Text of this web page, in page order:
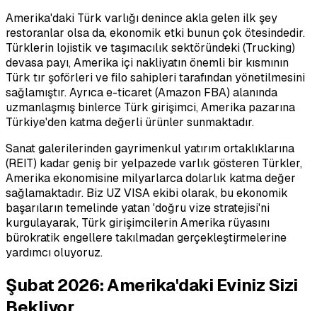
Amerika'daki Türk varlığı denince akla gelen ilk şey
restoranlar olsa da, ekonomik etki bunun çok ötesindedir.
Türklerin lojistik ve taşımacılık sektöründeki (Trucking)
devasa payı, Amerika içi nakliyatın önemli bir kısmının
Türk tır şoförleri ve filo sahipleri tarafından yönetilmesini
sağlamıştır. Ayrıca e-ticaret (Amazon FBA) alanında
uzmanlaşmış binlerce Türk girişimci, Amerika pazarına
Türkiye'den katma değerli ürünler sunmaktadır.
Sanat galerilerinden gayrimenkul yatırım ortaklıklarına
(REIT) kadar geniş bir yelpazede varlık gösteren Türkler,
Amerika ekonomisine milyarlarca dolarlık katma değer
sağlamaktadır. Biz UZ VISA ekibi olarak, bu ekonomik
başarıların temelinde yatan 'doğru vize stratejisi'ni
kurgulayarak, Türk girişimcilerin Amerika rüyasını
bürokratik engellere takılmadan gerçekleştirmelerine
yardımcı oluyoruz.
Şubat 2026: Amerika'daki Eviniz Sizi